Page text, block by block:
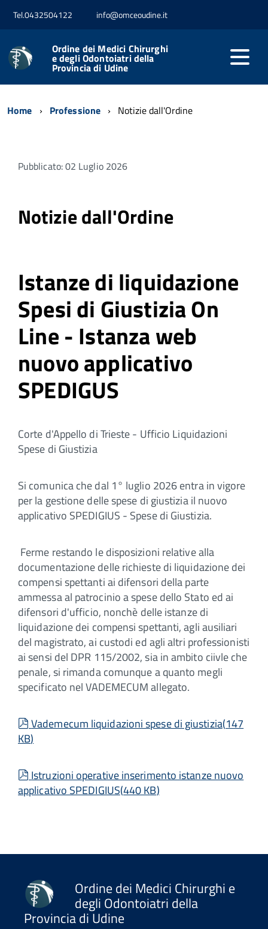
Tel.0432504122 info@omceoudine.it
Ordine dei Medici Chirurghi
e degli Odontoiatri della
Provincia di Udine
Home Professione Notizie dall'Ordine
Pubblicato: 02 Luglio 2026
Notizie dall'Ordine
Istanze di liquidazione
Spesi di Giustizia On
Line - Istanza web
nuovo applicativo
SPEDIGUS
Corte d'Appello di Trieste - Ufficio Liquidazioni
Spese di Giustizia
Si comunica che dal 1° luglio 2026 entra in vigore
per la gestione delle spese di giustizia il nuovo
applicativo SPEDIGIUS - Spese di Giustizia.
Ferme restando le disposizioni relative alla
documentazione delle richieste di liquidazione dei
compensi spettanti ai difensori della parte
ammessa al patrocinio a spese dello Stato ed ai
difensori d'ufficio, nonchè delle istanze di
liquidazione dei compensi spettanti, agli ausiliari
del magistrato, ai custodi ed agli altri professionisti
ai sensi del DPR 115/2002, sia in ambito ciivle che
penale, si rimanda comunque a quanto megli
specificato nel VADEMECUM allegato.
pdf
Vademecum liquidazioni spese di giustizia(147
KB)
pdf
Istruzioni operative inserimento istanze nuovo
applicativo SPEDIGIUS(440 KB)
Ordine dei Medici Chirurghi e
degli Odontoiatri della
Provincia di Udine